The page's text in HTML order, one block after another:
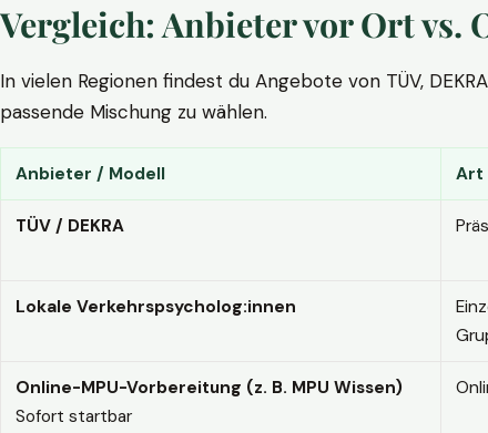
Vergleich: Anbieter vor Ort
In vielen Regionen findest du Angebote von TÜV,
passende Mischung zu wählen.
Anbieter / Modell Art
TÜV / DEKRA
Lokale Verkehrspsycholog:innen
Online-MPU-Vorbereitung (z. B. MPU Wissen)
Sofort startbar